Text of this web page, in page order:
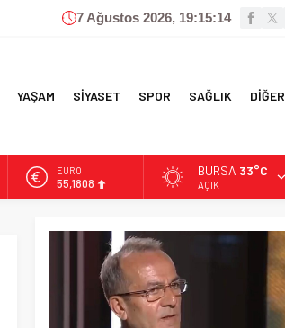
7 Ağustos 2026, 19:15:15
YAŞAM SİYASET SPOR SAĞLIK DİĞER
ALTIN
6.662,82
13.779,39
BURSA 33°C
AÇIK